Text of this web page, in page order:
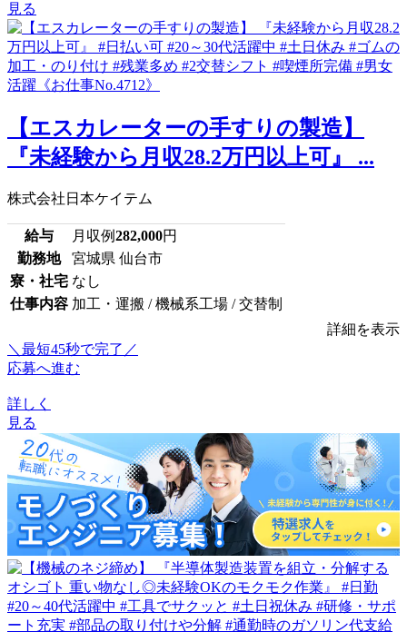
見る
【エスカレーターの手すりの製造】
『未経験から月収28.2万円以上可』 ...
株式会社日本ケイテム
給与 月収例282,000円
勤務地
宮城県 仙台市
寮・社宅 なし
仕事内容 加工・運搬 / 機械系工場 / 交替制
詳細を表示
＼最短45秒で完了／
応募へ進む
詳しく
見る